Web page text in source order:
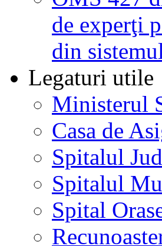
de experţi
din
Legaturi utile
Ministerul
Casa de
Spitalul
Spitalul
Spital